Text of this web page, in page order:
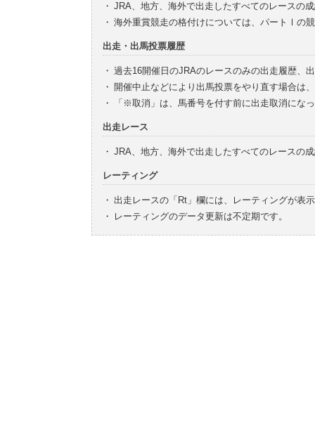
・ JRA、地方、海外で出走したすべてのレースの
・ 海外重賞競走の格付けについては、パートⅠの
出走・出馬投票履歴
・ 過去16開催日のJRAのレースのみの出走履歴、
・ 開催中止などにより出馬投票をやり直す場合は
・
「※取消」は、馬番号を付す前に出走取消にな
出走レース
・ JRA、地方、海外で出走したすべてのレースの
レーティング
・ 出走レースの「Rt」欄には、レーティングが表
・
レーティングのデータ更新は不定期です。